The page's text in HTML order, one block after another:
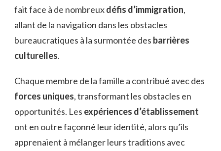
fait face à de nombreuxdéfis d’immigration,
allant de la navigation dans les obstacles
bureaucratiques à la surmontée des barrières
culturelles.
Chaque membre de la famille a contribué avec des
forces uniques, transformant les obstacles en
opportunités. Les expériences d’établissement
ont en outre façonné leur identité, alors qu’ils
apprenaient à mélanger leurs traditions avec